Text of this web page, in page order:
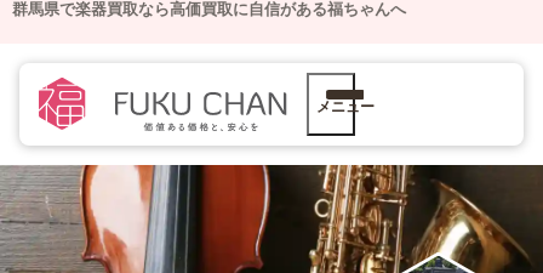
群馬県で楽器買取なら高価買取に自信がある福ちゃんへ
メニュー